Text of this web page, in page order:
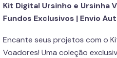
Kit Digital Ursinho e Ursinha
Fundos Exclusivos | Envio
Encante seus projetos com o
Voadores! Uma coleção